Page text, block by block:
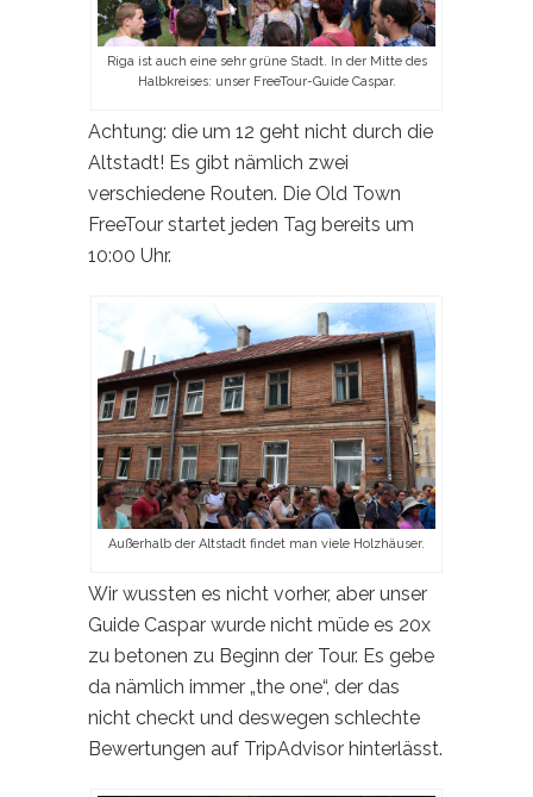
Riga ist auch eine sehr grüne Stadt. In der Mitte des
Halbkreises: unser FreeTour-Guide Caspar.
Achtung: die um 12 geht nicht durch die
Altstadt! Es gibt nämlich zwei
verschiedene Routen. Die Old Town
FreeTour startet jeden Tag bereits um
10:00 Uhr.
Außerhalb der Altstadt findet man viele Holzhäuser.
Wir wussten es nicht vorher, aber unser
Guide Caspar wurde nicht müde es 20x
zu betonen zu Beginn der Tour. Es gebe
da nämlich immer „the one“, der das
nicht checkt und deswegen schlechte
Bewertungen auf TripAdvisor hinterlässt.